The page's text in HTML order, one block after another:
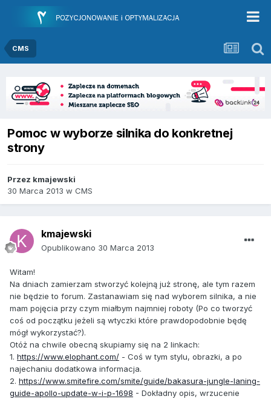
CMS
Pomoc w wyborze silnika do konkretnej
strony
Przez kmajewski
30 Marca 2013 w CMS
kmajewski
Opublikowano 30 Marca 2013
Witam!
Na dniach zamierzam stworzyć kolejną już stronę, ale tym razem
nie będzie to forum. Zastanawiam się nad wyborem silnika, a nie
mam pojęcia przy czym miałbym najmniej roboty (Po co tworzyć
coś od początku jeżeli są wtyczki które prawdopodobnie będę
mógł wykorzystać?).
Otóż na chwile obecną skupiamy się na 2 linkach:
1. https://www.elophant.com/ - Coś w tym stylu, obrazki, a po
najechaniu dodatkowa informacja.
2. https://www.smitefire.com/smite/guide/bakasura-jungle-laning-
guide-apollo-update-w-i-p-1698 - Dokładny opis, wrzucenie